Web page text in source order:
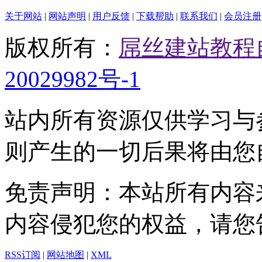
关于网站 | 网站声明 | 用户反馈 | 下载帮助 | 联系我们 | 会员注册
版权所有： 屌丝建站教
20029982号-1
站内所有资源仅供学习
则产生的一切后果将由
免责声明：本站所有内
内容侵犯您的权益，请
RSS订阅 | 网站地图 | XML